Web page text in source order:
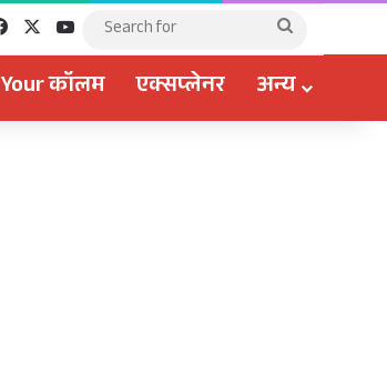
FacebookYouTube
Search
Your कॉलम एक्सप्लेनर अन्य